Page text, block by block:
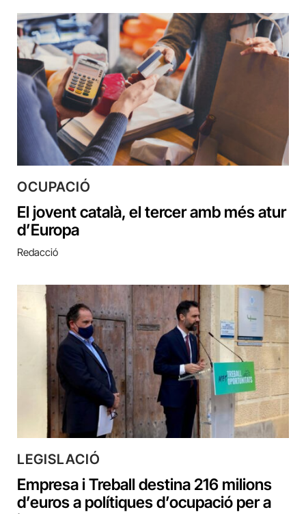
OCUPACIÓ
El jovent català, el tercer amb més atur
d’Europa
Redacció
LEGISLACIÓ
Empresa i Treball destina 216 milions
d’euros a polítiques d’ocupació per a